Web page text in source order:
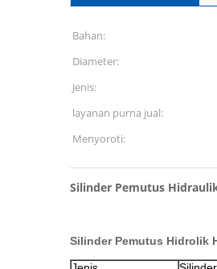
Bahan:
Diameter:
Jenis:
layanan purna jual:
Menyoroti:
Silinder Pemutus
Silinder Pemutus Hidrolik